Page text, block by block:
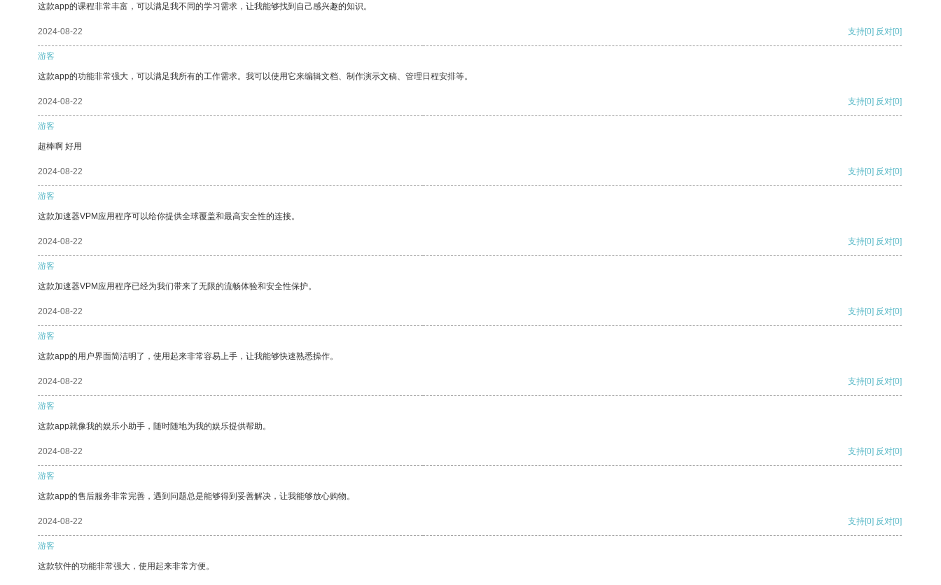
这款app的课程非常丰富，可以满足我不同的学习需求，让我能够找到自己感兴趣的知识。
2024-08-22 支持[0] 反对[0]
游客
这款app的功能非常强大，可以满足我所有的工作需求。我可以使用它来编辑文档、制作演示文稿、管理日程安排等。
2024-08-22 支持[0] 反对[0]
游客
超棒啊 好用
2024-08-22 支持[0] 反对[0]
游客
这款加速器VPM应用程序可以给你提供全球覆盖和最高安全性的连接。
2024-08-22 支持[0] 反对[0]
游客
这款加速器VPM应用程序已经为我们带来了无限的流畅体验和安全性保护。
2024-08-22 支持[0] 反对[0]
游客
这款app的用户界面简洁明了，使用起来非常容易上手，让我能够快速熟悉操作。
2024-08-22 支持[0] 反对[0]
游客
这款app就像我的娱乐小助手，随时随地为我的娱乐提供帮助。
2024-08-22 支持[0] 反对[0]
游客
这款app的售后服务非常完善，遇到问题总是能够得到妥善解决，让我能够放心购物。
2024-08-22 支持[0] 反对[0]
游客
这款软件的功能非常强大，使用起来非常方便。